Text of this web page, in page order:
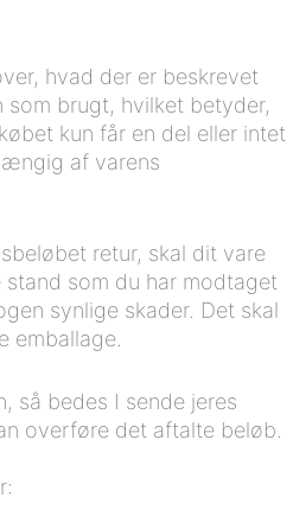
hvad der er beskrevet
brugt, hvilket betyder,
kun får en del eller intet
af varens
retur, skal dit vare
som du har modtaget
synlige skader. Det skal
emballage.
så bedes I sende jeres
overføre det aftalte beløb.